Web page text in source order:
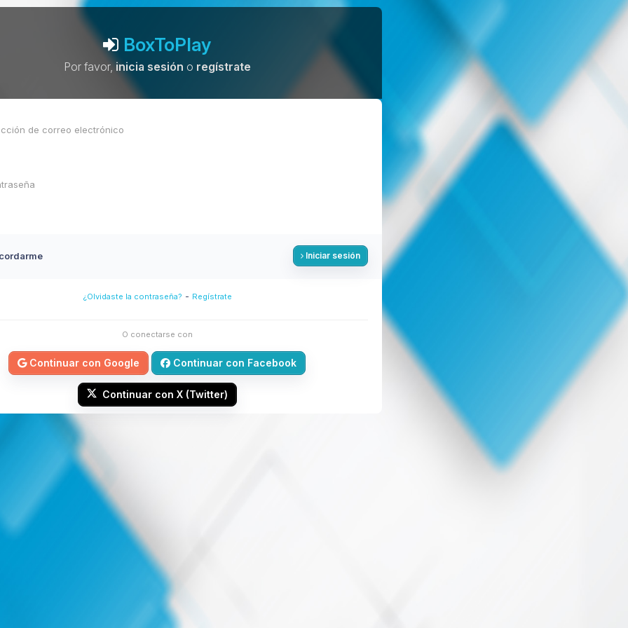
BoxToPlay
Por favor,inicia sesión o regístrate
Iniciar sesión
¿Olvidaste la contraseña? - Regístrate
O conectarse con
Continuar con Google Continuar con Facebook
Continuar con X (Twitter)